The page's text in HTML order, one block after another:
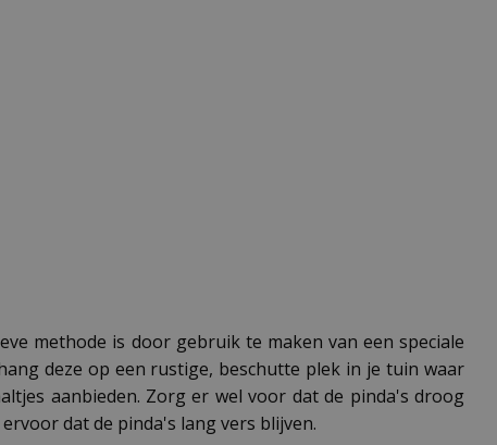
methode is door gebruik te maken van een speciale
deze op een rustige, beschutte plek in je tuin waar
aanbieden. Zorg er wel voor dat de pinda's droog
dat de pinda's lang vers blijven.